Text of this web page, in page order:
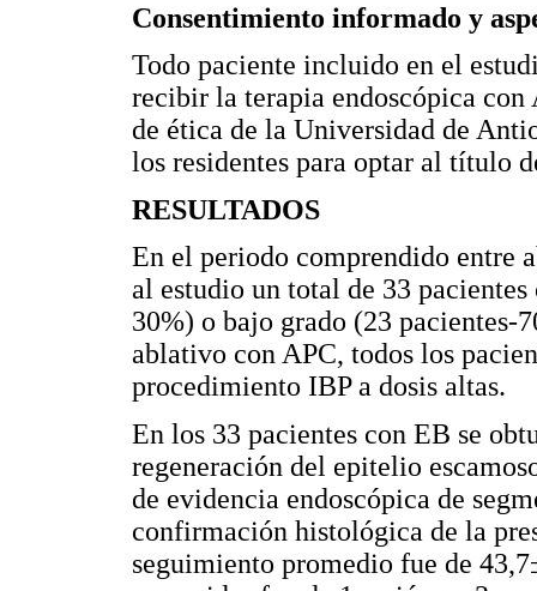
Consentimiento informado y
Todo paciente incluido en el
recibir la terapia endoscópica
de ética de la Universidad de
los residentes para optar al título
RESULTADOS
En el periodo comprendido entre
al estudio un total de 33
30%) o bajo grado (23
ablativo con APC, todos los
procedimiento IBP a dosis altas.
En los 33 pacientes con EB se
regeneración del epitelio
de evidencia endoscópica de
confirmación histológica de la
seguimiento promedio fue de